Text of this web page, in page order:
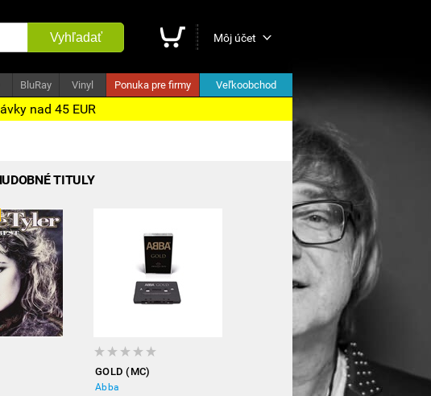
Vyhľadať Môj účet
BluRay Vinyl Ponuka pre firmy Veľkoobchod
nad 45 EUR
TITULY
GOLD (MC)
Abba